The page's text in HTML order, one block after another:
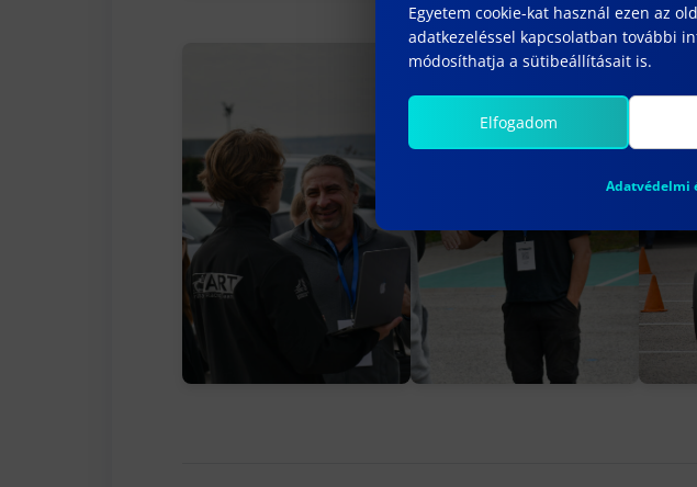
Egyetem cookie-kat használ ezen az
adatkezeléssel kapcsolatban további
módosíthatja a sütibeállításait is.
Elfogadom
Adatvédelmi